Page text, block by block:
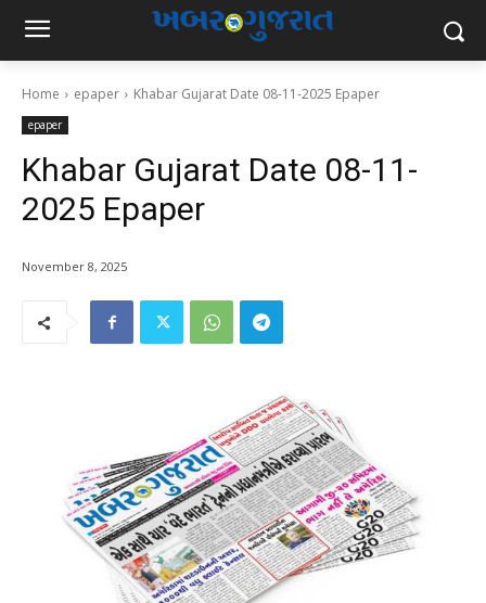
Home epaper Khabar Gujarat Date 08-11-2025 Epaper
epaper
Khabar Gujarat Date 08-11-
2025 Epaper
November 8, 2025